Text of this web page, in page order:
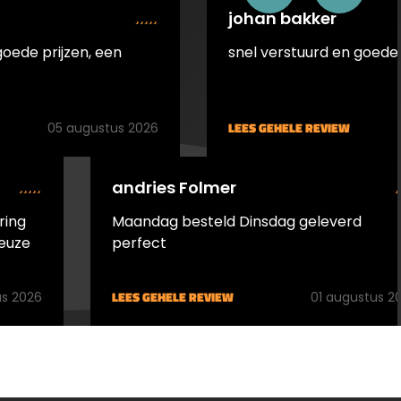
in
de
kan
prijzen, een
05 augustus 2026
2026
johan bakker
snel verstuurd en goede
LEES GEHELE REVIEW
andries Folmer
Maandag besteld Dinsdag geleverd
perfect
LEES GEHELE REVIEW 01 augustus